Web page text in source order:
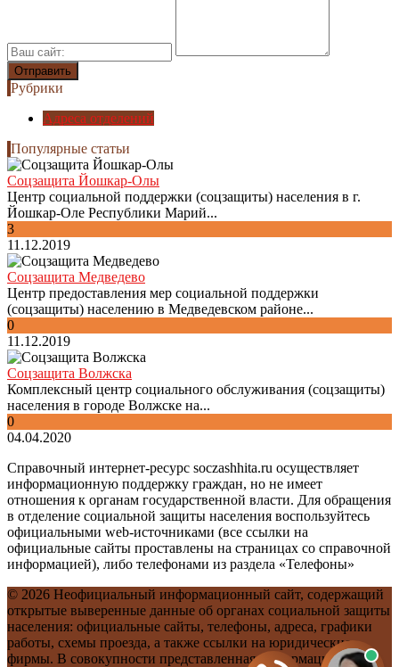
Рубрики
Адреса отделений
Популярные статьи
Соцзащита Йошкар-Олы
Центр социальной поддержки (соцзащиты) населения в г.
Йошкар-Оле Республики Марий...
3
11.12.2019
Соцзащита Медведево
Центр предоставления мер социальной поддержки
(соцзащиты) населению в Медведевском районе...
0
11.12.2019
Соцзащита Волжска
Комплексный центр социального обслуживания (соцзащиты)
населения в городе Волжске на...
0
04.04.2020
Справочный интернет-ресурс soczashhita.ru осуществляет
информационную поддержку граждан, но не имеет
отношения к органам государственной власти. Для обращения
в отделение социальной защиты населения воспользуйтесь
официальными web-источниками (все ссылки на
официальные сайты проставлены на страницах со справочной
информацией), либо телефонами из раздела «Телефоны»
© 2026 Неофициальный информационный сайт, содержащий
открытые выверенные данные об органах социальной защиты
населения: официальные сайты, телефоны, адреса, графики
работы, схемы проезда, а также ссылки на юридические
фирмы. В совокупности представленная информация